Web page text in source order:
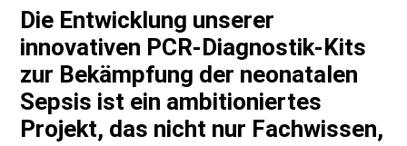
Die Entwicklung unserer
innovativen PCR-Diagnostik-Kits
zur Bekämpfung der neonatalen
Sepsis ist ein ambitioniertes
Projekt, das nicht nur Fachwissen,